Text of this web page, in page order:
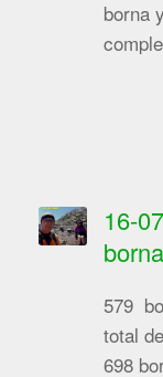
borna
16-
579
total
698